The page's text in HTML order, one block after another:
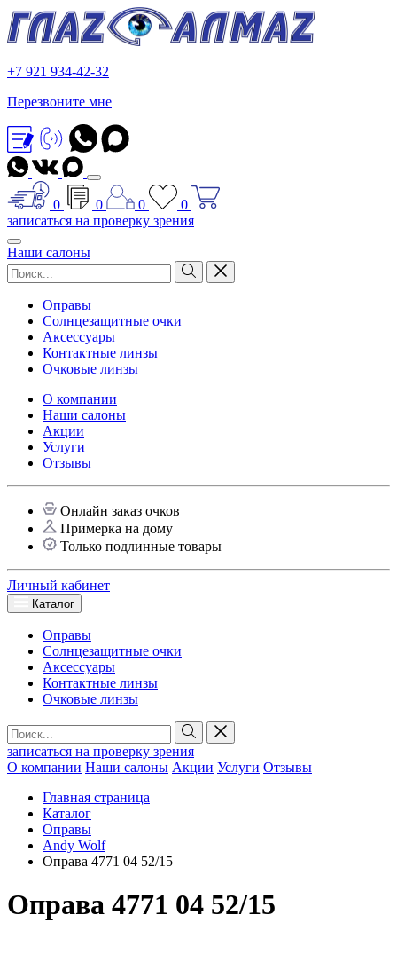
+7 921 934-42-32
Перезвоните мне
0 0 0
0
записаться на проверку зрения
Наши салоны
Оправы
Солнцезащитные очки
Аксессуары
Контактные линзы
Очковые линзы
О компании
Наши салоны
Акции
Услуги
Отзывы
Онлайн заказ очков
Примерка на дому
Только подлинные товары
Личный кабинет
Каталог
Оправы
Солнцезащитные очки
Аксессуары
Контактные линзы
Очковые линзы
записаться на проверку зрения
О компании Наши салоны Акции Услуги Отзывы
Главная страница
Каталог
Оправы
Andy Wolf
Оправа 4771 04 52/15
Оправа 4771 04 52/15